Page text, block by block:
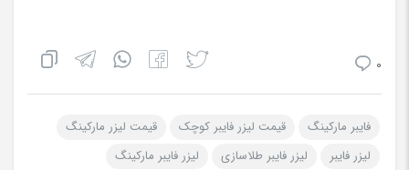
0
فایبر مارکینگ قیمت لیزر فایبر کوچک
قیمت لیزر مارکینگ
لیزر فایبر
لیزر فایبر طلاسازی
لیزر فایبر مارکینگ